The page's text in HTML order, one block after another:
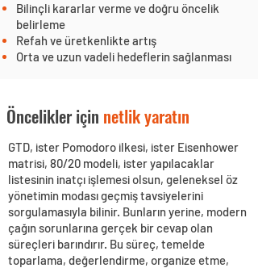
Bilinçli kararlar verme ve doğru öncelik
belirleme
Refah ve üretkenlikte artış
Orta ve uzun vadeli hedeflerin sağlanması
Öncelikler için netlik yaratın
GTD, ister Pomodoro ilkesi, ister Eisenhower
matrisi, 80/20 modeli, ister yapılacaklar
listesinin inatçı işlemesi olsun, geleneksel öz
yönetimin modası geçmiş tavsiyelerini
sorgulamasıyla bilinir. Bunların yerine, modern
çağın sorunlarına gerçek bir cevap olan
süreçleri barındırır. Bu süreç, temelde
toparlama, değerlendirme, organize etme,